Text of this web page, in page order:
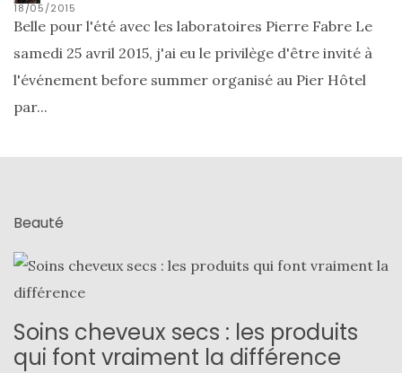
18/05/2015
Belle pour l'été avec les laboratoires Pierre Fabre Le
samedi 25 avril 2015, j'ai eu le privilège d'être invité à
l'événement before summer organisé au Pier Hôtel
par...
Beauté
Soins cheveux secs : les produits
qui font vraiment la différence